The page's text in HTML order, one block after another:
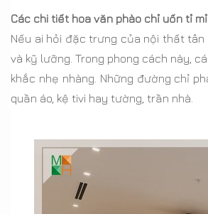
Các chi tiết hoa văn phào chỉ uốn tỉ
Nếu ai hỏi đặc trưng của nội thất
và kỹ lưỡng. Trong phong cách này,
khắc nhẹ nhàng. Những đường chỉ
quần áo, kệ tivi hay tường, trần nhà.